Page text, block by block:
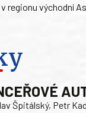
regionu východní
Špitálský, Petr